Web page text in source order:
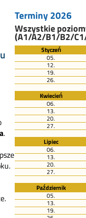
.
Terminy 2026
Wszystkie
(A1/A2/B1/B2/
Styczeń
05.
12.
19.
26.
Kwiecień
06.
13.
20.
27.
Lipiec
06.
13.
20.
27.
Październik
05.
13.
19.